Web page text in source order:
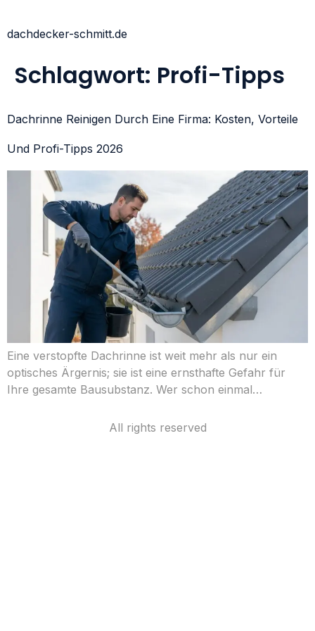
dachdecker-schmitt.de
Schlagwort: Profi-Tipps
Dachrinne Reinigen Durch Eine Firma: Kosten, Vorteile
Und Profi-Tipps 2026
Eine verstopfte Dachrinne ist weit mehr als nur ein
optisches Ärgernis; sie ist eine ernsthafte Gefahr für
Ihre gesamte Bausubstanz. Wer schon einmal…
All rights reserved